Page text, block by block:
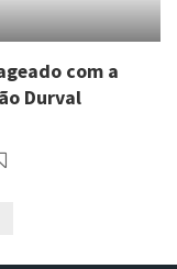
com a
Durval